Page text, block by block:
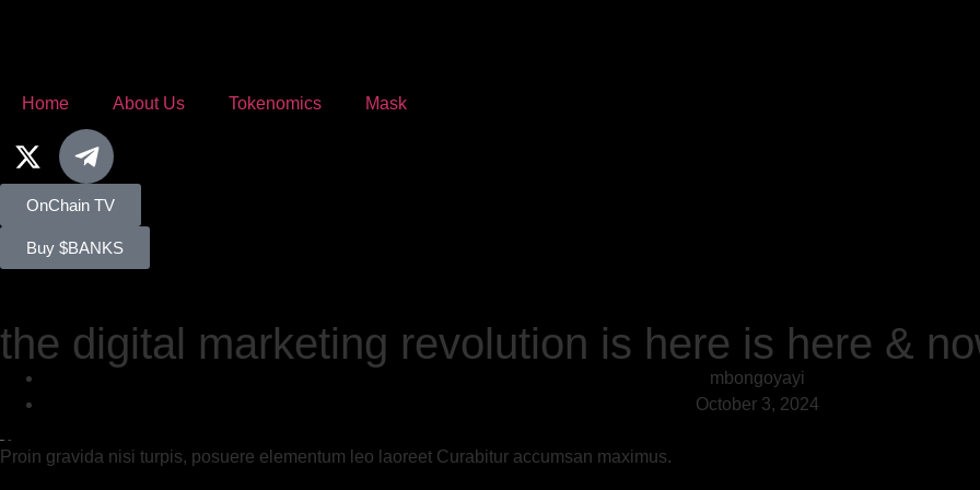
Home About Us Tokenomics Mask
OnChain TV
Buy $BANKS
the digital marketing revolution is here is here &
mbongoyayi
October 3, 2024
Proin gravida nisi turpis, posuere elementum leo laoreet Curabitur accumsan maximus.